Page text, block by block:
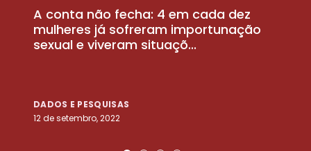
A conta não fecha: 4 em cada dez
mulheres já sofreram importunação
sexual e viveram situaçõ...
DADOS E PESQUISAS
12 de setembro, 2022